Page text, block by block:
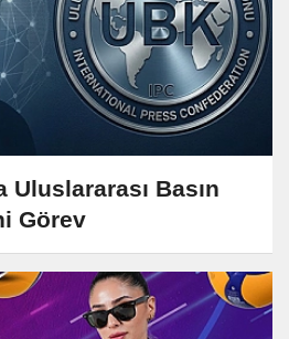
Uluslararası Basın
Görev